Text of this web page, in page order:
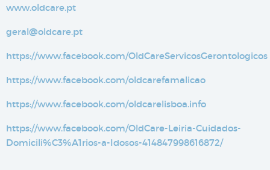
www.oldcare.pt
geral@oldcare.pt
https://www.facebook.com/OldCareServicosGerontologicos
https://www.facebook.com/oldcarefamalicao
https://www.facebook.com/oldcarelisboa.info
https://www.facebook.com/OldCare-Leiria-Cuidados-
Domicili%C3%A1rios-a-Idosos-414847998616872/